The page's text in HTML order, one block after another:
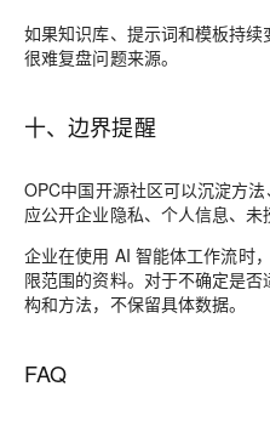
如果知识库、提示词和模板持
很难复盘问题来源。
十、边界提醒
OPC中国开源社区可以沉淀方
应公开企业隐私、个人信息、未
企业在使用 AI 智能体工作流时
限范围的资料。对于不确定是
构和方法，不保留具体数据。
FAQ